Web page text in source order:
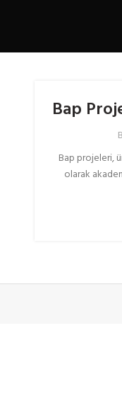
Bap
Bap projeleri,
olarak